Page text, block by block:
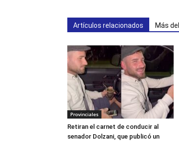
Artículos relacionados Más
Provinciales
Retiran el carnet de conducir al
senador Dolzani, que publicó un